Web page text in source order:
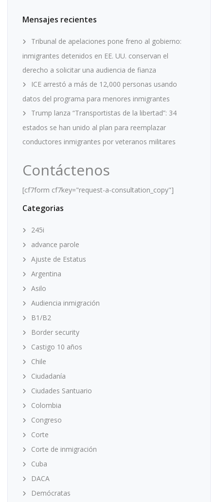
Mensajes recientes
Tribunal de apelaciones pone freno al gobierno:
inmigrantes detenidos en EE. UU. conservan el
derecho a solicitar una audiencia de fianza
ICE arrestó a más de 12,000 personas usando
datos del programa para menores inmigrantes
Trump lanza “Transportistas de la libertad”: 34
estados se han unido al plan para reemplazar
conductores inmigrantes por veteranos militares
Contáctenos
[cf7form cf7key="request-a-consultation_copy"]
Categorias
245i
advance parole
Ajuste de Estatus
Argentina
Asilo
Audiencia inmigración
B1/B2
Border security
Castigo 10 años
Chile
Ciudadanía
Ciudades Santuario
Colombia
Congreso
Corte
Corte de inmigración
Cuba
DACA
Demócratas